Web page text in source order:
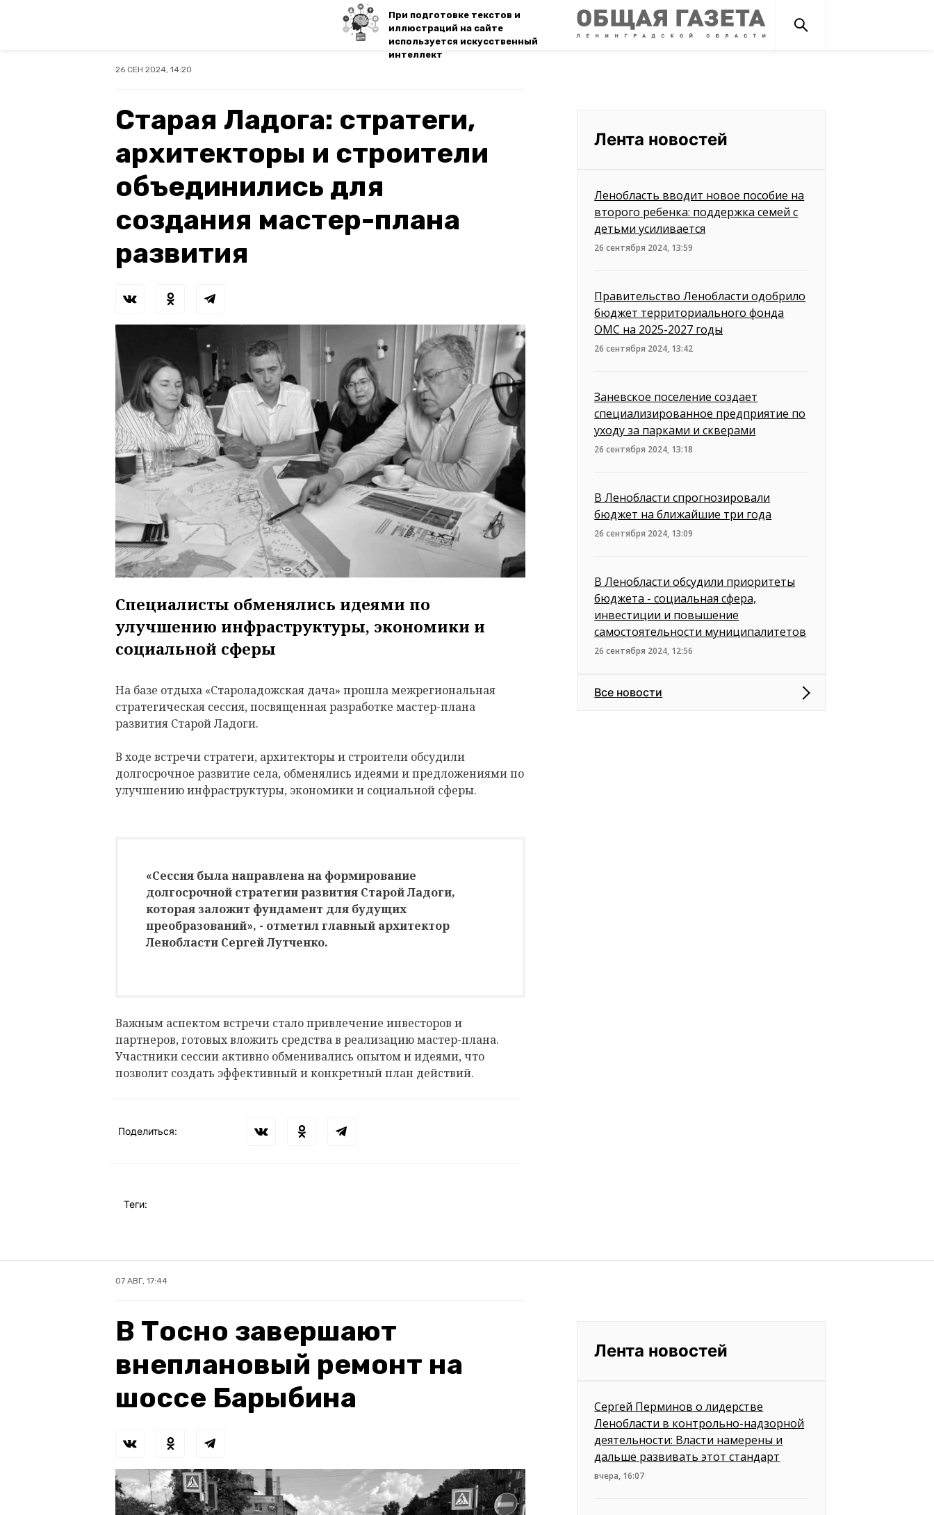
При подготовке текстов и
иллюстраций на сайте
используется искусственный
интеллект
26 СЕН 2024, 14:20
Старая Ладога: стратеги,
архитекторы и строители
объединились для
создания мастер-плана
развития
Специалисты обменялись идеями по
улучшению инфраструктуры, экономики и
социальной сферы
На базе отдыха «Староладожская дача» прошла межрегиональная
стратегическая сессия, посвященная разработке мастер-плана
развития Старой Ладоги.
В ходе встречи стратеги, архитекторы и строители обсудили
долгосрочное развитие села, обменялись идеями и предложениями по
улучшению инфраструктуры, экономики и социальной сферы.
«Сессия была направлена на формирование
долгосрочной стратегии развития Старой Ладоги,
которая заложит фундамент для будущих
преобразований», - отметил главный архитектор
Ленобласти Сергей Лутченко.
Важным аспектом встречи стало привлечение инвесторов и
партнеров, готовых вложить средства в реализацию мастер-плана.
Участники сессии активно обменивались опытом и идеями, что
позволит создать эффективный и конкретный план действий.
Поделиться:
Теги:
Лента новостей
Ленобласть вводит новое пособие на
второго ребенка: поддержка семей с
детьми усиливается
26 сентября 2024, 13:59
Правительство Ленобласти одобрило
бюджет территориального фонда
ОМС на 2025-2027 годы
26 сентября 2024, 13:42
Заневское поселение создает
специализированное предприятие по
уходу за парками и скверами
26 сентября 2024, 13:18
В Ленобласти спрогнозировали
бюджет на ближайшие три года
26 сентября 2024, 13:09
В Ленобласти обсудили приоритеты
бюджета - социальная сфера,
инвестиции и повышение
самостоятельности муниципалитетов
26 сентября 2024, 12:56
Все новости
07 АВГ, 17:44
В Тосно завершают
внеплановый ремонт на
шоссе Барыбина
Лента новостей
Сергей Перминов о лидерстве
Ленобласти в контрольно-надзорной
деятельности: Власти намерены и
дальше развивать этот стандарт
вчера, 16:07